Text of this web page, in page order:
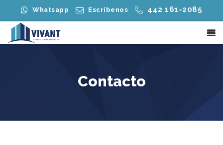
Whatsapp Escríbenos 442 161-2085
Contacto